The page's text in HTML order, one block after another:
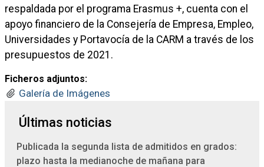
respaldada por el programa Erasmus +, cuenta con el
apoyo financiero de la Consejería de Empresa, Empleo,
Universidades y Portavocía de la CARM a través de los
presupuestos de 2021.
Ficheros adjuntos:
Galería de Imágenes
Últimas noticias
Publicada la segunda lista de admitidos en grados:
plazo hasta la medianoche de mañana para